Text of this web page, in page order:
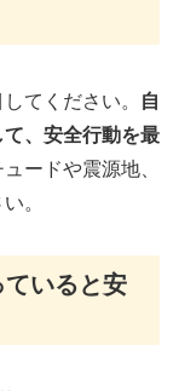
てください。
自
、安全行動を最
ードや震源地、
。
いると安